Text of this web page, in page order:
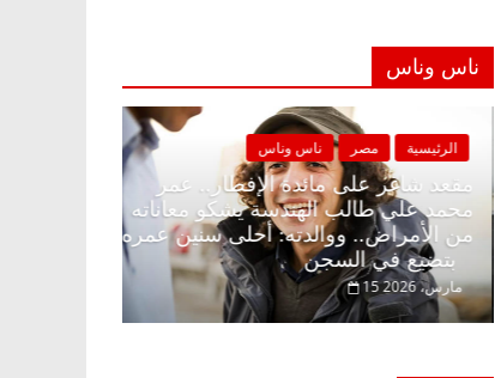
ناس وناس
مقعد شاغر
محمد علي
من الأمراض..
بتضيع في السجن
الرئيسية مصر ناس وناس
مقعد شاغر على الإفطار وبلكونة بلا زينة
رمضان.. د. عبدالخالق فاروق خبير
اقتصادي في انتظار حلم الحرية ولمة
22 فبراير، 2026